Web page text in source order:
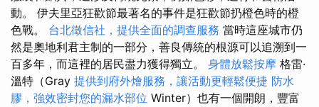
動。 伊夫里亞狂歡節最著名的事件是狂歡節扔橙色時的橙
色戰。 台北徵信社，提供全面的調查服務 當時這座城市仍
然是奧地利君主制的一部分，善良傳統的根源可以追溯到一
百多年，而這裡的居民盡力獲得獨立。 身體放鬆按摩 格雷·
溫特（Gray 提供到府外燴服務，讓活動更輕鬆便捷 防水
膠，強效密封您的漏水部位 Winter）也有一個開朗，豐富